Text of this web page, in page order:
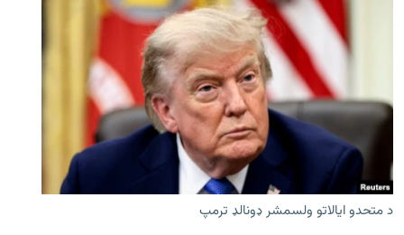
د متحدو ایالاتو ولسمشر ډونالډ ترمپ